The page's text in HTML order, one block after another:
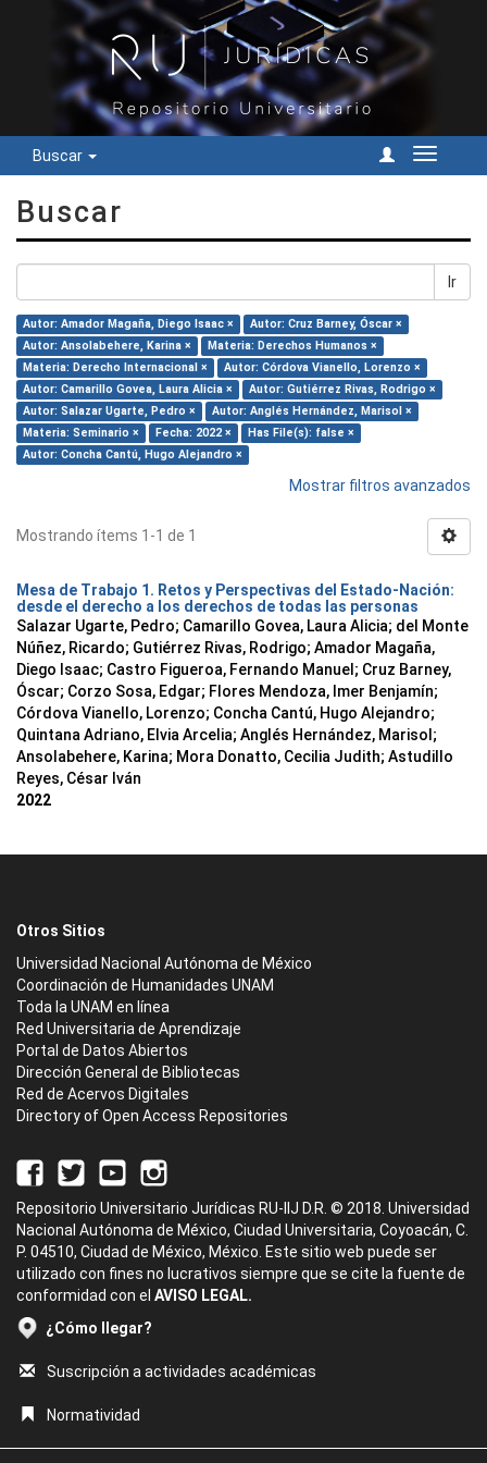
Buscar
Cambiar
Buscar
Ir
Autor: Amador Magaña, Diego Isaac ×
Autor: Cruz Barney, Óscar ×
Autor: Ansolabehere, Karina ×
Materia: Derechos Humanos ×
Materia: Derecho Internacional ×
Autor: Córdova Vianello, Lorenzo ×
Autor: Camarillo Govea, Laura Alicia ×
Autor: Gutiérrez Rivas, Rodrigo ×
Autor: Salazar Ugarte, Pedro ×
Autor: Anglés Hernández, Marisol ×
Materia: Seminario ×
Fecha: 2022 ×
Has File(s): false ×
Autor: Concha Cantú, Hugo Alejandro ×
Mostrar filtros avanzados
Mostrando ítems 1-1 de 1
Mesa de Trabajo 1. Retos y Perspectivas del Estado-Nación:
desde el derecho a los derechos de todas las personas
Salazar Ugarte, Pedro; Camarillo Govea, Laura Alicia; del Monte
Núñez, Ricardo; Gutiérrez Rivas, Rodrigo; Amador Magaña,
Diego Isaac; Castro Figueroa, Fernando Manuel ; Cruz Barney,
Óscar; Corzo Sosa, Edgar; Flores Mendoza, Imer Benjamín;
Córdova Vianello, Lorenzo; Concha Cantú, Hugo Alejandro;
Quintana Adriano, Elvia Arcelia; Anglés Hernández, Marisol ;
Ansolabehere, Karina; Mora Donatto, Cecilia Judith; Astudillo
Reyes, César Iván
2022
Otros Sitios
Universidad Nacional Autónoma de México
Coordinación de Humanidades UNAM
Toda la UNAM en línea
Red Universitaria de Aprendizaje
Portal de Datos Abiertos
Dirección General de Bibliotecas
Red de Acervos Digitales
Directory of Open Access Repositories
Repositorio Universitario Jurídicas RU-IIJ D.R. © 2018. Universidad
Nacional Autónoma de México, Ciudad Universitaria, Coyoacán, C.
P. 04510, Ciudad de México, México. Este sitio web puede ser
utilizado con fines no lucrativos siempre que se cite la fuente de
conformidad con el AVISO LEGAL.
¿Cómo llegar?
Suscripción a actividades académicas
Normatividad